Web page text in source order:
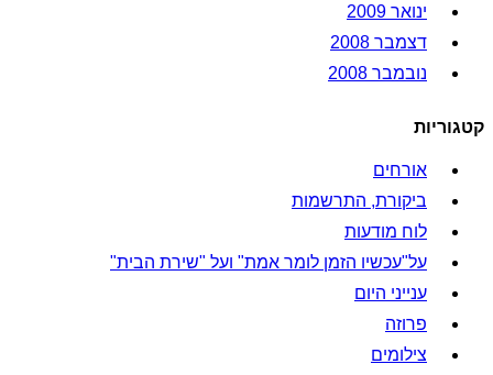
ינואר 2009
דצמבר 2008
נובמבר 2008
קטגוריות
אורחים
ביקורת, התרשמות
לוח מודעות
על"עכשיו הזמן לומר אמת" ועל "שירת הבית"
ענייני היום
פרוזה
צילומים